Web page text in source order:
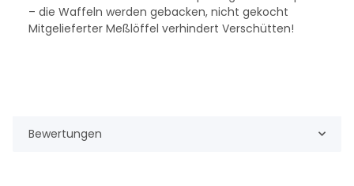
– die Waffeln werden gebacken, nicht gekocht
Mitgelieferter Meßlöffel verhindert Verschütten!
Bewertungen